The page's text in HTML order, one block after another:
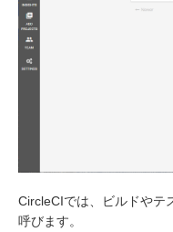
CircleCIでは、ビルドやテ
呼びます。